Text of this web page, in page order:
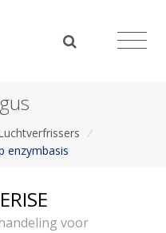
/
enzymbasis
voor